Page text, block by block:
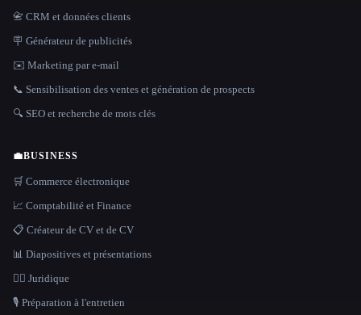
📇 CRM et données clients
🪧 Générateur de publicités
✉️ Marketing par e-mail
📞 Sensibilisation des ventes et génération de prospects
🔍 SEO et recherche de mots clés
💼BUSINESS
🛒 Commerce électronique
📈 Comptabilité et Finance
📋 Créateur de CV et de CV
📊 Diapositives et présentations
👩‍⚖️ Juridique
🎙️ Préparation à l'entretien